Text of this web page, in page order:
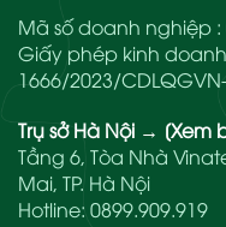
Mã số doanh nghiệp :
Giấy phép kinh
1666/2023/
Trụ sở Hà Nội → [Xem
Tầng 6, Tòa Nhà
Mai, TP. Hà Nội
Hotline: 0899.909.919